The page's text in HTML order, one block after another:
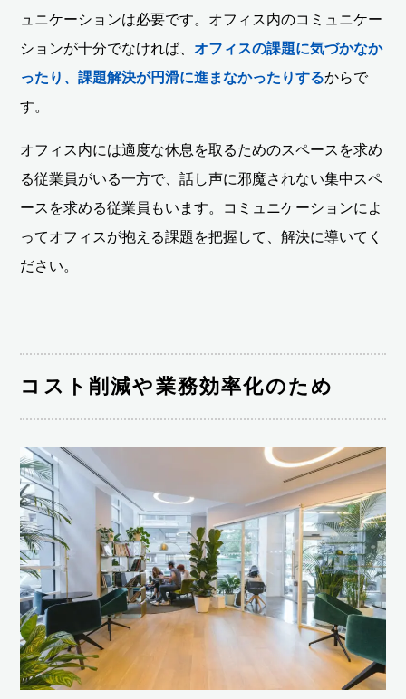
ュニケーションは必要です。オフィス内のコミュニケー
ションが十分でなければ、 オフィスの課題に気づかなか
ったり、課題解決が円滑に進まなかったりするからで
す。
オフィス内には適度な休息を取るためのスペースを求め
る従業員がいる一方で、話し声に邪魔されない集中スペ
ースを求める従業員もいます。コミュニケーションによ
ってオフィスが抱える課題を把握して、解決に導いてく
ださい。
コスト削減や業務効率化のため